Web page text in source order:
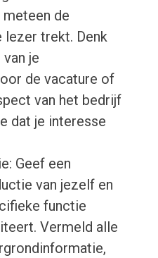
de
lezer trekt. Denk
je
de vacature of
van het bedrijf
dat je interesse
Geef een
van jezelf en
functie
Vermeld alle